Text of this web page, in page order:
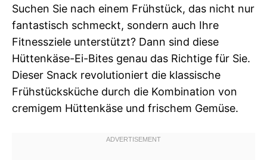
Suchen Sie nach einem Frühstück, das nicht nur
fantastisch schmeckt, sondern auch Ihre
Fitnessziele unterstützt? Dann sind diese
Hüttenkäse-Ei-Bites genau das Richtige für Sie.
Dieser Snack revolutioniert die klassische
Frühstücksküche durch die Kombination von
cremigem Hüttenkäse und frischem Gemüse.